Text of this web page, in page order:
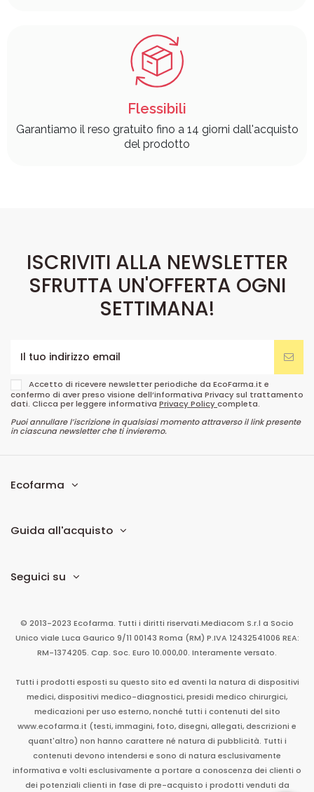
Flessibili
Garantiamo il reso gratuito fino a 14 giorni dall'acquisto
del prodotto
ISCRIVITI ALLA NEWSLETTER
SFRUTTA UN'OFFERTA OGNI
SETTIMANA!
Accetto di ricevere newsletter periodiche da EcoFarma.it e
confermo di aver preso visione dell’informativa Privacy sul trattamento
dati. Clicca per leggere informativa Privacy Policycompleta.
Puoi annullare l’iscrizione in qualsiasi momento attraverso il link presente
in ciascuna newsletter che ti invieremo.
Ecofarma
Guida all'acquisto
Seguici su
© 2013-2023 Ecofarma. Tutti i diritti riservati.Mediacom S.r.l a Socio
Unico viale Luca Gaurico 9/11 00143 Roma (RM) P.IVA 12432541006 REA:
RM-1374205. Cap. Soc. Euro 10.000,00. Interamente versato.
Tutti i prodotti esposti su questo sito ed aventi la natura di dispositivi
medici, dispositivi medico-diagnostici, presidi medico chirurgici,
medicazioni per uso esterno, nonché tutti i contenuti del sito
www.ecofarma.it (testi, immagini, foto, disegni, allegati, descrizioni e
quant'altro) non hanno carattere né natura di pubblicità. Tutti i
contenuti devono intendersi e sono di natura esclusivamente
informativa e volti esclusivamente a portare a conoscenza dei clienti o
dei potenziali clienti in fase di pre-acquisto i prodotti venduti da